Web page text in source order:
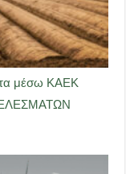
μέσω ΚΑΕΚ